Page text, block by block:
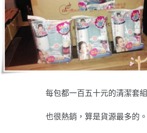
每包都一百五十元的清潔套組
也很熱銷，算是貨源最多的。